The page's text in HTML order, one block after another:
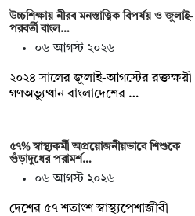
উচ্চশিক্ষায় নীরব মনস্তাত্ত্বিক বিপর্যয় ও জুলাই-
পরবর্তী বাংল…
০৬ আগস্ট ২০২৬
২০২৪ সালের জুলাই-আগস্টের রক্তক্ষয়ী
গণঅভ্যুত্থান বাংলাদেশের …
৫৭% স্বাস্থ্যকর্মী অপ্রয়োজনীয়ভাবে শিশুকে
গুঁড়াদুধের পরামর্শ…
০৬ আগস্ট ২০২৬
দেশের ৫৭ শতাংশ স্বাস্থ্যপেশাজীবী